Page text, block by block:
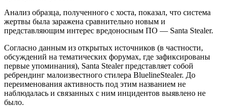
Анализ образца, полученного с хоста, показал, что система
жертвы была заражена сравнительно новым и
представляющим интерес вредоносным ПО — Santa Stealer.
Согласно данным из открытых источников (в частности,
обсуждений на тематических форумах, где зафиксированы
первые упоминания), Santa Stealer представляет собой
ребрендинг малоизвестного стилера BluelineStealer. До
переименования активность под этим названием не
наблюдалась и связанных с ним инцидентов выявлено не
было.